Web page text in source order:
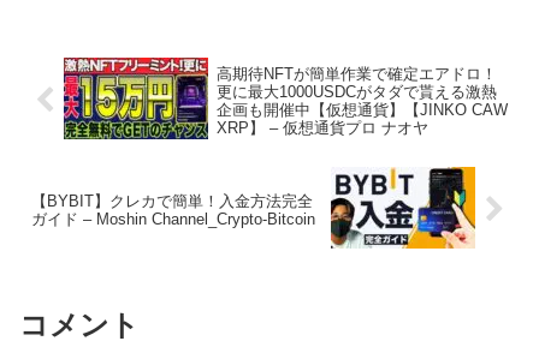
高期待NFTが簡単作業で確定エアドロ！
更に最大1000USDCがタダで貰える激熱
企画も開催中【仮想通貨】【JINKO CAW
XRP】 – 仮想通貨プロ ナオヤ
【BYBIT】クレカで簡単！入金方法完全
ガイド – Moshin Channel_Crypto-Bitcoin
コメント